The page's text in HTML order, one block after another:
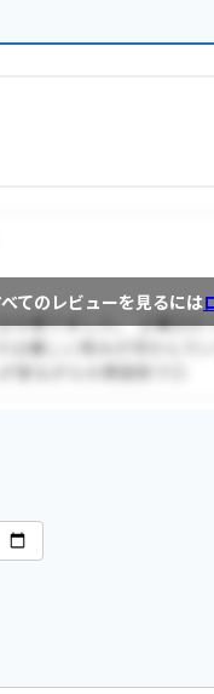
てのレビューを見るには